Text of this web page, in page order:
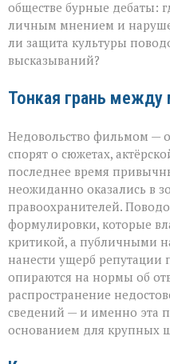
обществе бурные дебаты:
личным мнением и
ли защита культуры
высказываний?
Тонкая грань
Недовольство фильмом —
спорят о сюжетах,
последнее время
неожиданно оказались в
правоохранителей.
формулировки, которые
критикой, а публичными
нанести ущерб репутации
опираются на нормы об
распространение
сведений — и именно эта
основанием для крупных